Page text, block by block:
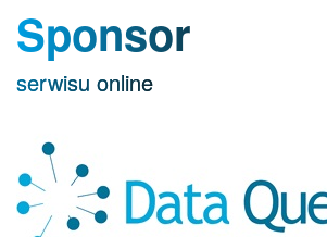
Sponsor
serwisu online